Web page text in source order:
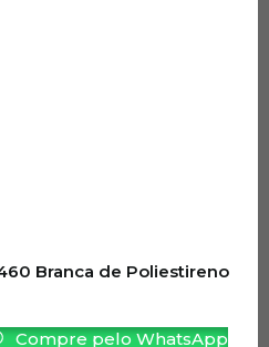
Branca de Poliestireno
Compre pelo WhatsApp